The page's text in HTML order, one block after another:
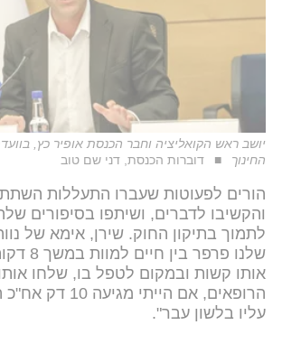
יושב ראש הקואליציה וחבר הכנסת אופיר כץ,
החינוך
דוברות הכנסת, דני שם טוב
הורים לפעוטות שעברו התעללות
והקשיבו לדברים, ושיתפו בסיפורים
לתמוך בתיקון החוק. שירן, אימא של
שלנו
אותו קשות ובמקום לטפל בו, שלחו
הרופאים, אם הייתי
עליו בלשון עבר".